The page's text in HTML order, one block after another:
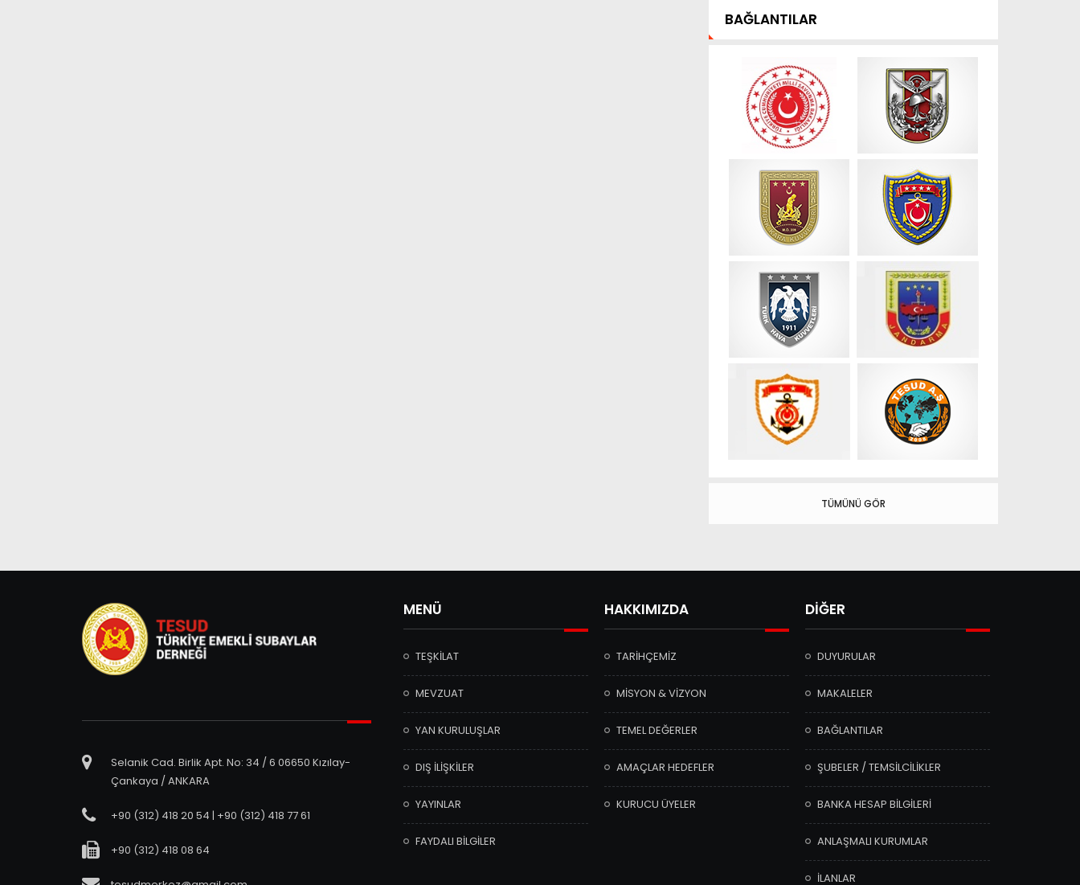
BAĞLANTILAR
TÜMÜNÜ GÖR
Selanik Cad. Birlik Apt. No: 34 / 6 06650 Kızılay-
Çankaya / ANKARA
+90 (312) 418 20 54 | +90 (312) 418 77 61
+90 (312) 418 08 64
MENÜ
TEŞKİLAT
MEVZUAT
YAN KURULUŞLAR
DIŞ İLİŞKİLER
YAYINLAR
FAYDALI BİLGİLER
HAKKIMIZDA
TARİHÇEMİZ
MİSYON & VİZYON
TEMEL DEĞERLER
AMAÇLAR HEDEFLER
KURUCU ÜYELER
DİĞER
DUYURULAR
MAKALELER
BAĞLANTILAR
ŞUBELER / TEMSİLCİLİKLER
BANKA HESAP BİLGİLERİ
ANLAŞMALI KURUMLAR
İLANLAR